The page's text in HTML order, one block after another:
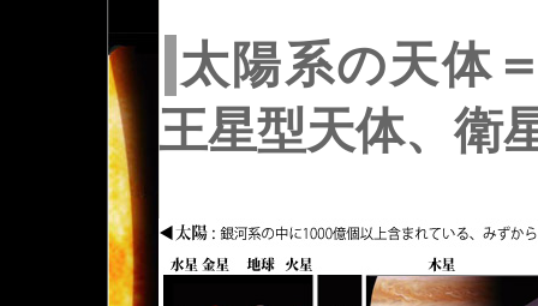
太陽系の天体
王星型天体、衛